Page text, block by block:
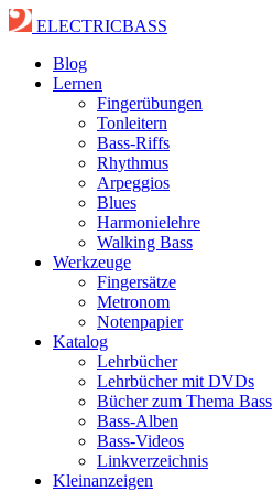
ELECTRICBASS
Blog
Lernen
Fingerübungen
Tonleitern
Bass-Riffs
Rhythmus
Arpeggios
Blues
Harmonielehre
Walking Bass
Werkzeuge
Fingersätze
Metronom
Notenpapier
Katalog
Lehrbücher
Lehrbücher mit DVDs
Bücher zum Thema Bass
Bass-Alben
Bass-Videos
Linkverzeichnis
Kleinanzeigen